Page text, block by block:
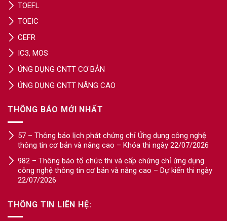
ỨNG DỤNG CNTT CƠ BẢN
ỨNG DỤNG CNTT NÂNG CAO
IC3, MOS
TOEFL
TOEIC
CEFR
THÔNG BÁO MỚI NHẤT
57 – Thông báo lịch phát chứng chỉ Ứng dụng công nghệ
thông tin cơ bản và nâng cao – Khóa thi ngày 22/07/2026
982 – Thông báo tổ chức thi và cấp chứng chỉ ứng dụng
công nghệ thông tin cơ bản và nâng cao – Dự kiến thi ngày
22/07/2026
THÔNG TIN LIÊN HỆ: